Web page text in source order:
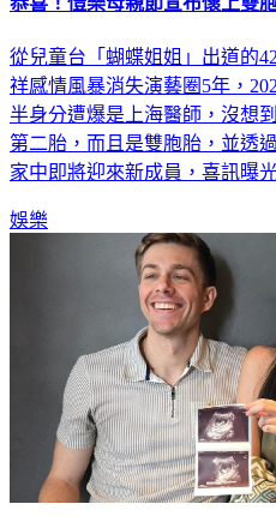
從兒童台「蝴蝶姐姐」出道的
祥感情風暴消失演藝圈5年，
半身分遭爆是上海醫師，沒想
第二胎，而且是雙胞胎，並透
家中即將迎來新成員，喜訊曝
娛樂